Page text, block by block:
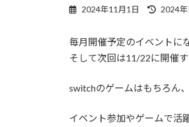
2024年11月1日
最
新
日
2024
毎月開催予定のイベントに
そして次回は11/22に開催
switchのゲームはもちろん
イベント参加やゲームで活